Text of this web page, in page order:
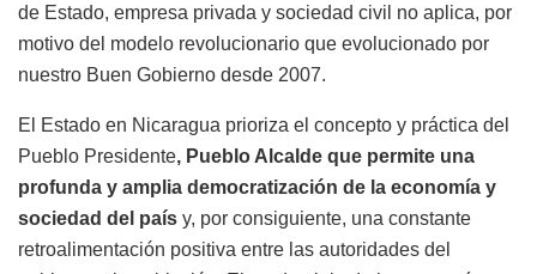
de Estado, empresa privada y sociedad civil no aplica, por
motivo del modelo revolucionario que evolucionado por
nuestro Buen Gobierno desde 2007.
El Estado en Nicaragua prioriza el concepto y práctica del
Pueblo Presidente, Pueblo Alcalde que permite una
profunda y amplia democratización de la economía y
sociedad del país y, por consiguiente, una constante
retroalimentación positiva entre las autoridades del